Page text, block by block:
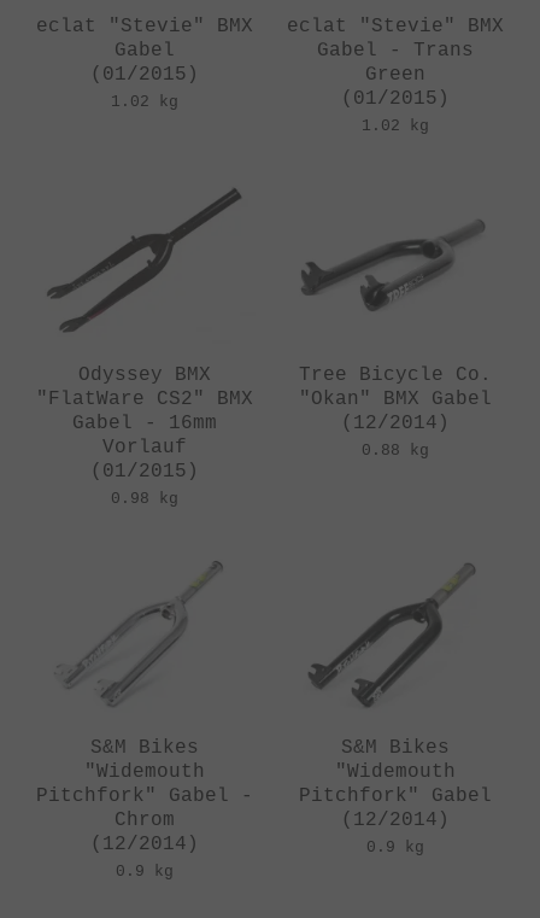
eclat "Stevie" BMX
Gabel
(01/2015)
1.02 kg
eclat "Stevie" BMX
Gabel - Trans
Green
(01/2015)
1.02 kg
Odyssey BMX
"FlatWare CS2" BMX
Gabel - 16mm
Vorlauf
(01/2015)
0.98 kg
Tree Bicycle Co.
"Okan" BMX Gabel
(12/2014)
0.88 kg
S&M Bikes
"Widemouth
Pitchfork" Gabel -
Chrom
(12/2014)
0.9 kg
S&M Bikes
"Widemouth
Pitchfork" Gabel
(12/2014)
0.9 kg